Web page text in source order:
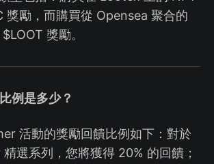
獎勵，而購買從 Opensea 聚合的
獎勵。
例是多少？
活動的獎勵回饋比例如下：對於
選系列，您將獲得 20% 的回饋；